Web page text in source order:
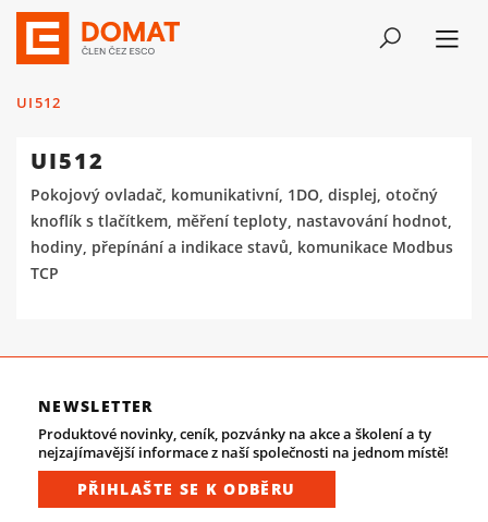
UI512
UI512
Pokojový ovladač, komunikativní, 1DO, displej, otočný
knoflík s tlačítkem, měření teploty, nastavování hodnot,
hodiny, přepínání a indikace stavů, komunikace Modbus
TCP
NEWSLETTER
Produktové novinky, ceník, pozvánky na akce a školení a ty
nejzajímavější informace z naší společnosti na jednom místě!
PŘIHLAŠTE SE K ODBĚRU